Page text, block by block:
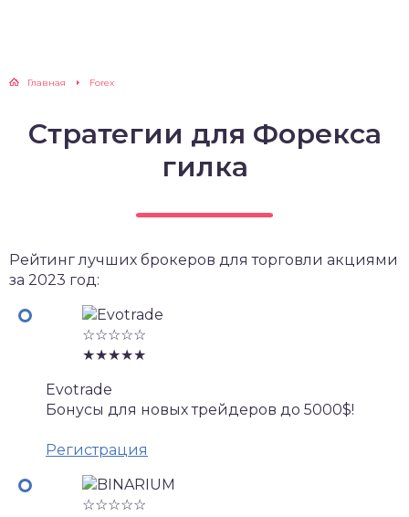
Главная Forex
Стратегии для Форекса
гилка
Рейтинг лучших брокеров для торговли акциями
за 2023 год:
☆☆☆☆☆
★★★★★
Evotrade
Бонусы для новых трейдеров до 5000$!
Регистрация
☆☆☆☆☆